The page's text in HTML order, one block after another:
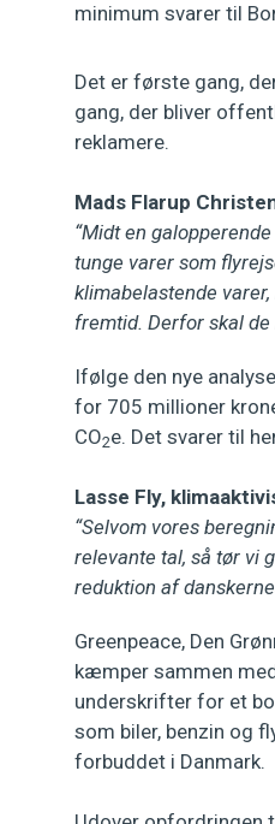
minimum svarer til
Det er første gang,
gang, der bliver
reklamere.
Mads Flarup
“Midt en
tunge varer som
klimabelastende
fremtid. Derfor skal
Ifølge den nye
for 705 millioner
CO2e. Det svarer til
Lasse Fly,
“Selvom vores
relevante tal, så tør vi
reduktion af
Greenpeace, Den
kæmper sammen
underskrifter for et
som biler, benzin og
forbuddet i Danmark.